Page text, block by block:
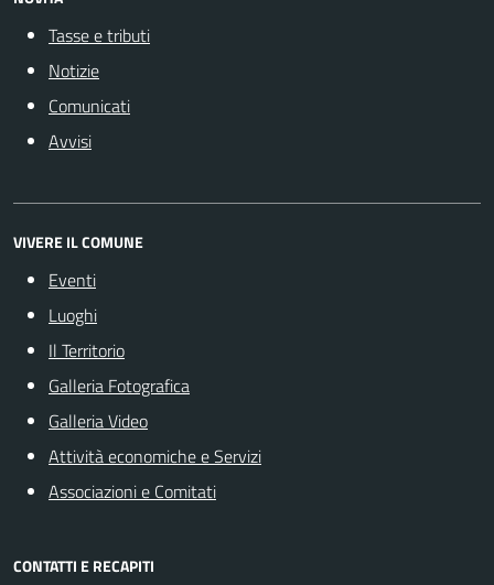
Tasse e tributi
Notizie
Comunicati
Avvisi
VIVERE IL COMUNE
Eventi
Luoghi
Il Territorio
Galleria Fotografica
Galleria Video
Attività economiche e Servizi
Associazioni e Comitati
CONTATTI E RECAPITI